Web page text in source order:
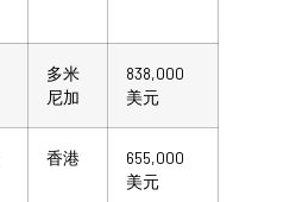
多米
尼加
838,000
美元
香港
655,000
美元